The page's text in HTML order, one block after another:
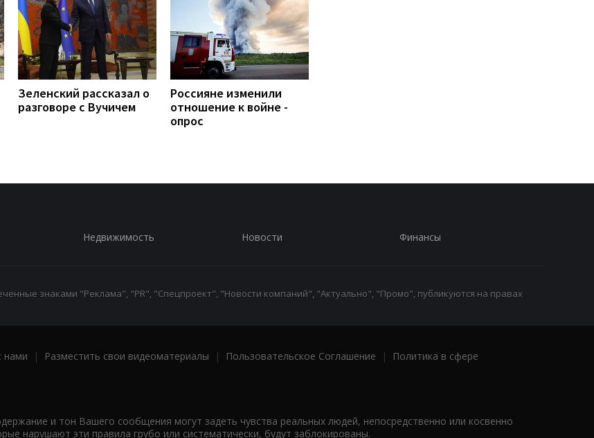
Зеленский рассказал о
разговоре с Вучичем
Россияне изменили
отношение к войне -
опрос
Недвижимость Новости Финансы
знаками "Реклама", "PR", "Спецпроект", "Новости компаний", "Актуально", "Промо", публикуются на правах
нами | Разместить свои видеоматериалы | Пользовательское Соглашение |
Политика в сфере
и тон Вашего сообщения могут задеть чувства реальных людей, непосредственно или косвенно
нарушают эти правила грубо или систематически, будут заблокированы.